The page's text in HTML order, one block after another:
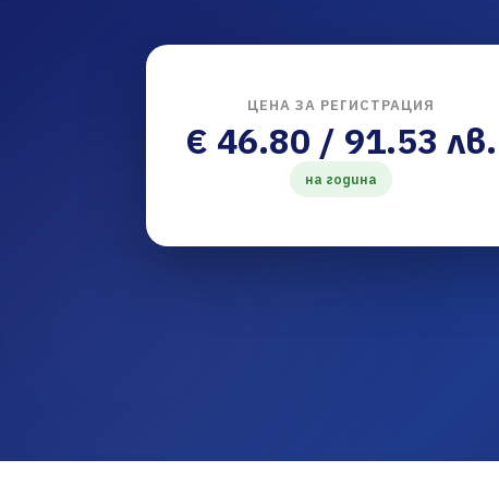
ЦЕНА ЗА РЕГИСТРАЦИЯ
€ 46.80 / 91.53 лв.
на година